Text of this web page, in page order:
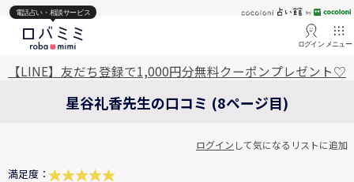
電話占い・相談サービス
ログイン メニュー
【LINE】友だち登録で1,000円分無料クーポンプレゼント♡
星谷礼香先生の口コミ (8ページ目)
ログイン して気になるリストに追加
満足度：